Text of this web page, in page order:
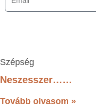
Szépség
Neszesszer……
Tovább olvasom »